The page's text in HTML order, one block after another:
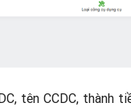
tên CCDC, thành